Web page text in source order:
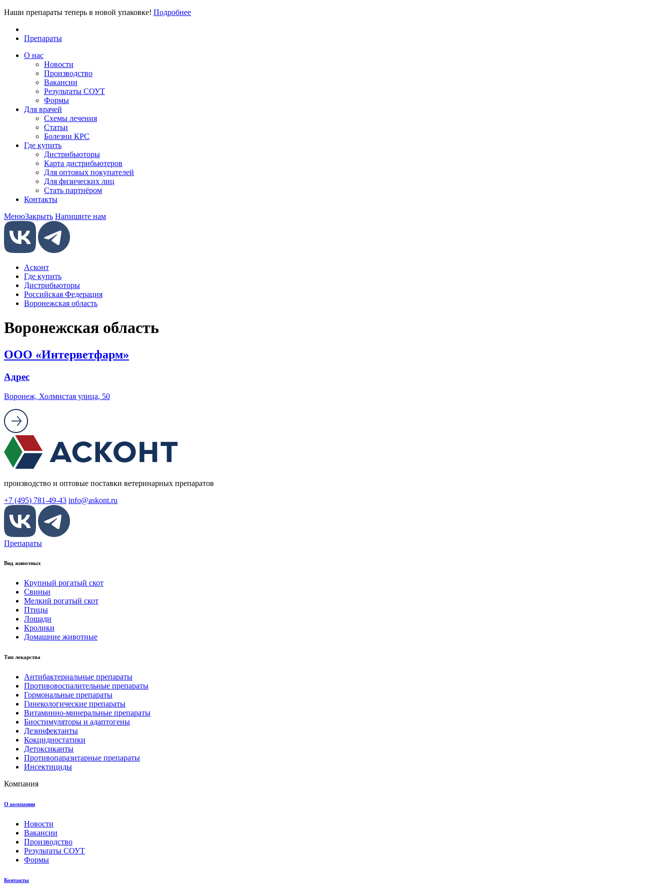
Наши препараты теперь в новой упаковке! Подробнее
Препараты
О нас
Новости
Производство
Вакансии
Результаты СОУТ
Формы
Для врачей
Схемы лечения
Статьи
Болезни КРС
Где купить
Дистрибьюторы
Карта дистрибьютеров
Для оптовых покупателей
Для физических лиц
Стать партнёром
Контакты
МенюЗакрыть Напишите нам
Асконт
Где купить
Дистрибьюторы
Российская Федерация
Воронежская область
Воронежская область
ООО «Интерветфарм»
Адрес
Воронеж, Холмистая улица, 50
производство и оптовые поставки ветеринарных препаратов
+7 (495) 781-49-43 info@askont.ru
Препараты
Вид животных
Крупный рогатый скот
Свиньи
Мелкий рогатый скот
Птицы
Лошади
Кролики
Домашние животные
Тип лекарства
Антибактериальные препараты
Противовоспалительные препараты
Гормональные препараты
Гинекологические препараты
Витаминно-минеральные препараты
Биостимуляторы и адаптогены
Дезинфектанты
Кокцидиостатики
Детоксиканты
Противопаразитарные препараты
Инсектициды
Компания
О компании
Новости
Вакансии
Производство
Результаты СОУТ
Формы
Контакты